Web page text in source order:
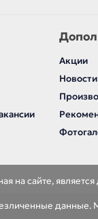
на сайте,
данные.
Акции
Новости